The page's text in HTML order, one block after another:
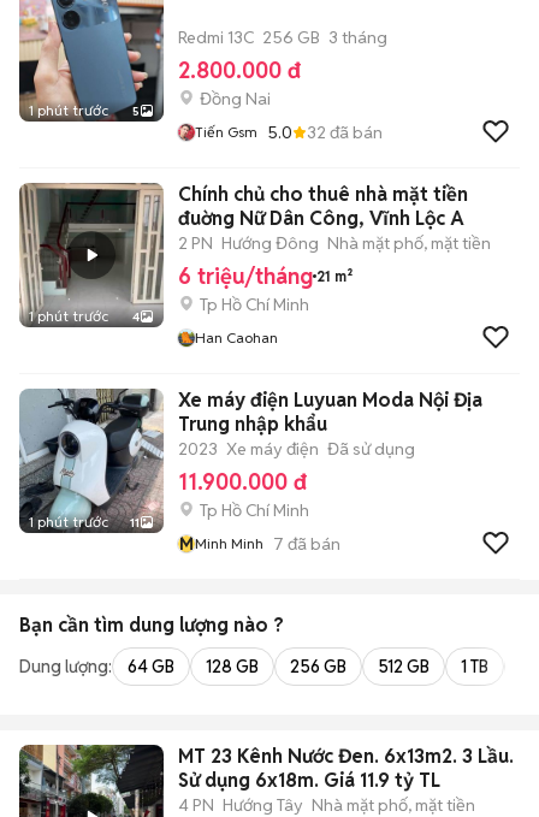
1 phút trước 5
Redmi 13C 256 GB 3 tháng
2.800.000 đ
Đồng Nai
Tiến Gsm 5.0 32 đã bán
1 phút trước 4
Chính chủ cho thuê nhà mặt tiền
đuờng Nữ Dân Công, Vĩnh Lộc A
2 PN Hướng Đông Nhà mặt phố, mặt tiền
6 triệu/tháng 21 m²
Tp Hồ Chí Minh
Han Caohan
1 phút trước 11
Xe máy điện Luyuan Moda Nội Địa
Trung nhập khẩu
2023 Xe máy điện Đã sử dụng
11.900.000 đ
Tp Hồ Chí Minh
MMinh Minh 7 đã bán
Bạn cần tìm dung lượng nào ?
Dung lượng: 64 GB 128 GB 256 GB 512 GB 1 TB
MT 23 Kênh Nước Đen. 6x13m2. 3 Lầu.
Sử dụng 6x18m. Giá 11.9 tỷ TL
4 PN Hướng Tây Nhà mặt phố, mặt tiền